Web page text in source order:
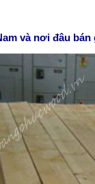
và nơi đâu